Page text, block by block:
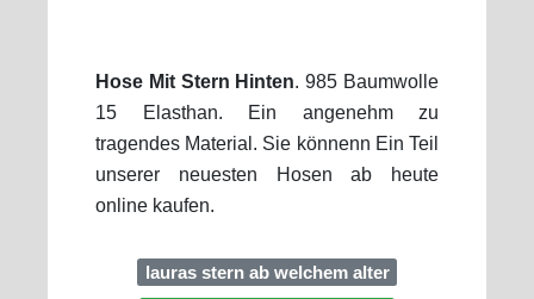
Hose Mit Stern Hinten. 985 Baumwolle
15 Elasthan. Ein angenehm zu
tragendes Material. Sie könnenn Ein Teil
unserer neuesten Hosen ab heute
online kaufen.
lauras stern ab welchem alter